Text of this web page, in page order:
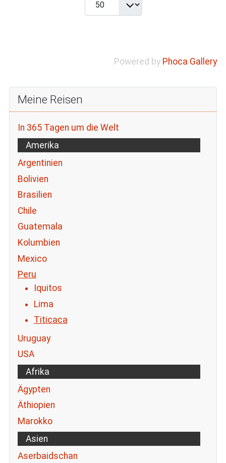
Powered by Phoca Gallery
Meine Reisen
In 365 Tagen um die Welt
Amerika
Argentinien
Bolivien
Brasilien
Chile
Guatemala
Kolumbien
Mexico
Peru
Iquitos
Lima
Titicaca
Uruguay
USA
Afrika
Ägypten
Äthiopien
Marokko
Asien
Aserbaidschan